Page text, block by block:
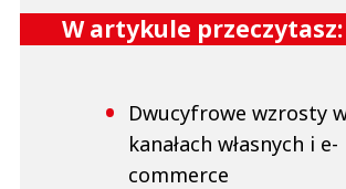
W artykule przeczytasz:
Dwucyfrowe wzrosty
kanałach własnych i e-
commerce